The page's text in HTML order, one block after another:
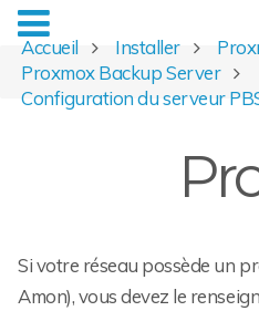
Accueil Installer
Proxmox Backup Server
Configuration du serveur
Si votre réseau possède un
Amon), vous devez le